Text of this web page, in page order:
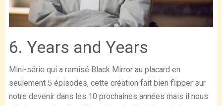
6. Years and Years
Mini-série qui a remisé Black Mirror au placard en
seulement 5 épisodes, cette création fait bien flipper sur
notre devenir dans les 10 prochaines années mais il nous